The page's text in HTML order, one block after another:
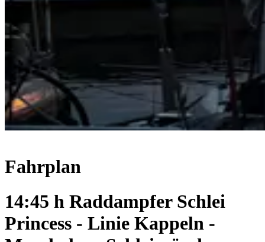
Fahrplan
14:45 h Raddampfer Schlei
Princess - Linie Kappeln -